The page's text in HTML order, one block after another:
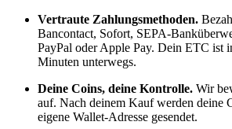
Vertraute Zahlungsmethoden.
Bancontact, Sofort, SEPA-
PayPal oder Apple Pay. Dein ETC ist
Minuten unterwegs.
Deine Coins, deine Kontrolle. Wir
auf. Nach deinem Kauf werden deine
eigene Wallet-Adresse gesendet.